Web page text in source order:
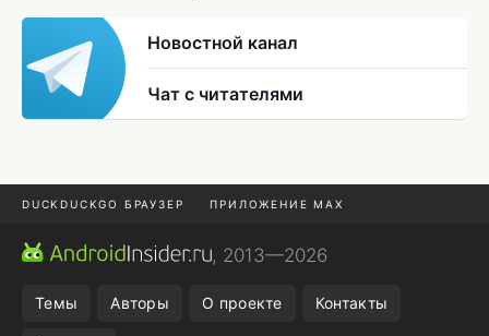
Новостной канал
Чат с читателями
DUCKDUCKGO БРАУЗЕР ПРИЛОЖЕНИЕ MAX
ПРИЛОЖЕНИЯ ANDROID
, 2013—2026
Темы Авторы О проекте Контакты